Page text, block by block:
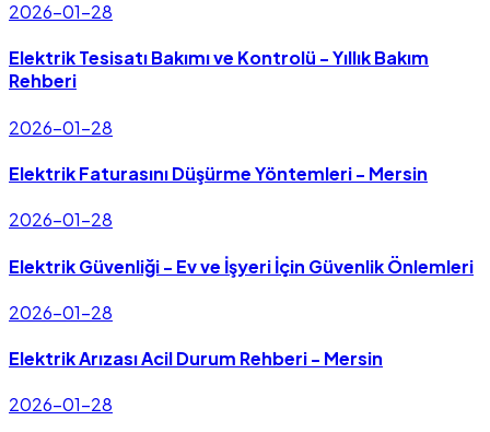
2026-01-28
Elektrik Tesisatı Bakımı ve Kontrolü - Yıllık Bakım
Rehberi
2026-01-28
Elektrik Faturasını Düşürme Yöntemleri - Mersin
2026-01-28
Elektrik Güvenliği - Ev ve İşyeri İçin Güvenlik Önlemleri
2026-01-28
Elektrik Arızası Acil Durum Rehberi - Mersin
2026-01-28